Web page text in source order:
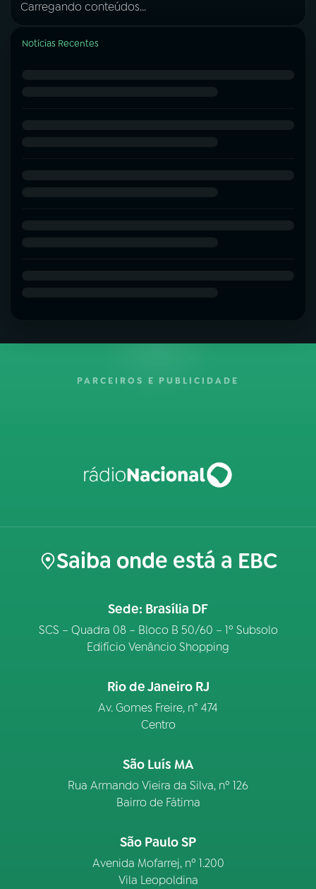
Carregando conteúdos...
Notícias Recentes
PARCEIROS E PUBLICIDADE
Saiba onde está a EBC
Sede: Brasília DF
SCS – Quadra 08 – Bloco B 50/60 – 1º Subsolo
Edifício Venâncio Shopping
Rio de Janeiro RJ
Av. Gomes Freire, n° 474
Centro
São Luís MA
Rua Armando Vieira da Silva, nº 126
Bairro de Fátima
São Paulo SP
Avenida Mofarrej, nº 1.200
Vila Leopoldina